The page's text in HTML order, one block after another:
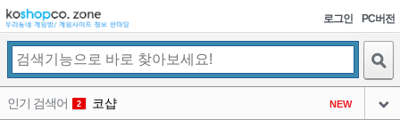
로그인 PC버전
인기 검색어 2 코샵 NEW